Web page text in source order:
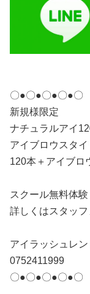
〇●〇●〇●〇●〇
新規様限定
ナチュラルアイ
アイブロウスタ
120本＋アイブロ
スクール無料体験
詳しくはスタッ
アイラッシュレン
0752411999
〇●〇●〇●〇●〇